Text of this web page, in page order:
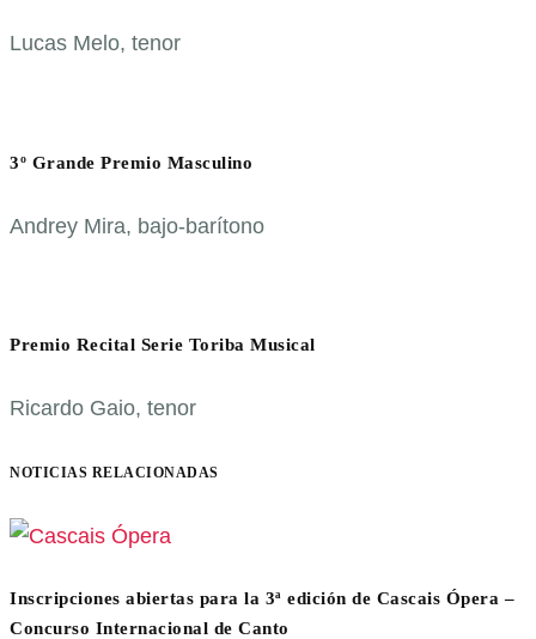
Lucas Melo, tenor
3º Grande Premio Masculino
Andrey Mira, bajo-barítono
Premio Recital Serie Toriba Musical
Ricardo Gaio, tenor
NOTICIAS RELACIONADAS
Inscripciones abiertas para la 3ª edición de Cascais Ópera –
Concurso Internacional de Canto